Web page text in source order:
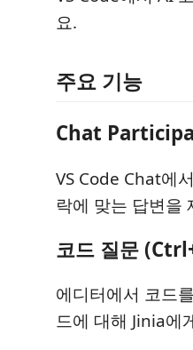
요.
주요 기능
Chat
VS Code Chat에서
락에 맞는 답변을
코드 질문
에디터에서 코드
드에 대해 Jinia에